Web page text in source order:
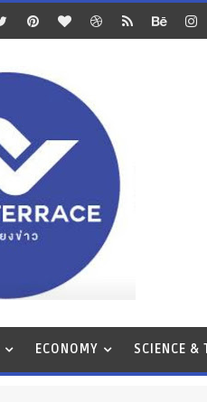
ECONOMY SCIENCE &